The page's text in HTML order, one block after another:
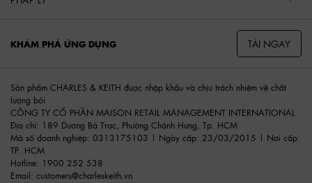
KHÁM PHÁ ỨNG DỤNG TẢI NGAY
Sản phẩm CHARLES & KEITH được nhập khẩu và chịu trách nhiệm về chất
lượng bởi
CÔNG TY CỔ PHẦN MAISON RETAIL MANAGEMENT INTERNATIONAL
Địa chỉ: 189 Dương Bá Trạc, Phường Chánh Hưng, Tp. HCM
Mã số doanh nghiệp: 0313175103 | Ngày cấp: 23/03/2015 | Nơi cấp:
TP. HCM
Hotline: 1900 252 538
Email: customers@charleskeith.vn